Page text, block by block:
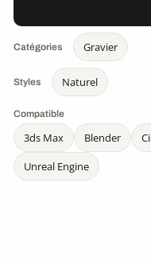
Catégories Gravier
Styles Naturel
Compatible
3ds Max Blender
Unreal Engine